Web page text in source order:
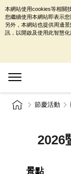
節慶活動
2026
景點
本網站使用cookies等相關
您繼續使用本網站即表示您
另外，本網站也提供周邊
訊，以開啟及使用此智慧化